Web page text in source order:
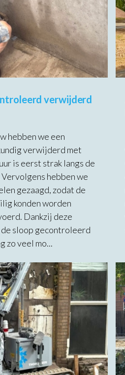
verwijderd
hebben we een
verwijderd met
is eerst strak langs de
hebben we
gezaagd, zodat de
konden worden
Dankzij deze
sloop gecontroleerd
zo veel mo...